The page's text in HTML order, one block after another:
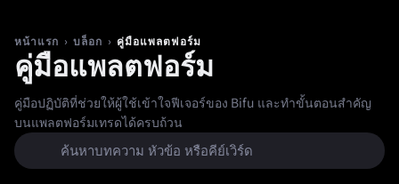
หน้าแรก › บล็อก › คู่มือแพลตฟอร์ม
คู่มือแพลตฟอร์ม
คู่มือปฏิบัติที่ช่วยให้ผู้ใช้เข้าใจฟีเจอร์ของ Bifu และทำขั้นตอนสำคัญ
บนแพลตฟอร์มเทรดได้ครบถ้วน